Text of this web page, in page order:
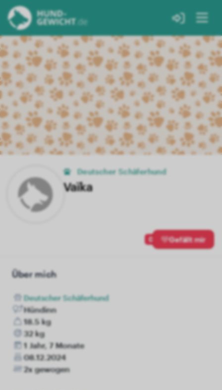
Deutscher Schäferhund
Vaïka
0 Gefällt mir
Über mich
Deutscher Schäferhund
Hündinn
18.5 kg
32 kg
1 Jahr, 7 Monate
08.12.2024
2x gewogen